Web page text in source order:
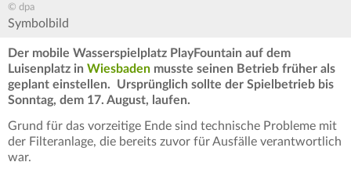
© dpa
Symbolbild
Der mobile Wasserspielplatz PlayFountain auf dem
Luisenplatz in Wiesbaden musste seinen Betrieb früher als
geplant einstellen. Ursprünglich sollte der Spielbetrieb bis
Sonntag, dem 17. August, laufen.
Grund für das vorzeitige Ende sind technische Probleme mit
der Filteranlage, die bereits zuvor für Ausfälle verantwortlich
war.